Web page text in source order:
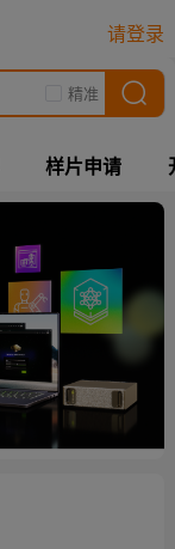
请登录
精准
样片申请